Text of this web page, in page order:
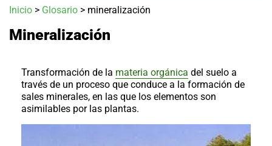
más
Agrotendencia
Planes
Glosario
Agroshow
Regístrate
Inicio > Glosario > mineralización
Mineralización
Transformación de la materia orgánica del suelo a
través de un proceso que conduce a la formación de
sales minerales, en las que los elementos son
asimilables por las plantas.